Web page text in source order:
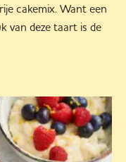
cakemix. Want een
van deze taart is de